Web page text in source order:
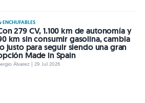
ENCHUFABLES
279 CV, 1.100 km de autonomía y
km sin consumir gasolina, cambia
justo para seguir siendo una gran
Made in Spain
Álvarez | 29 Jul 2026